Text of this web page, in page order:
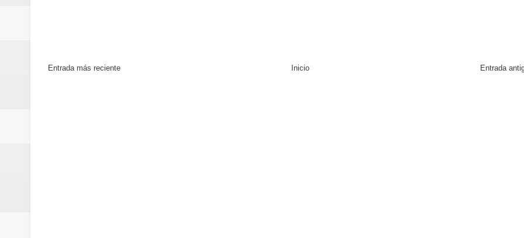
Entrada más reciente Entrada
Inicio